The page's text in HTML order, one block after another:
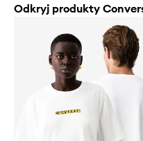
Odkryj produkty